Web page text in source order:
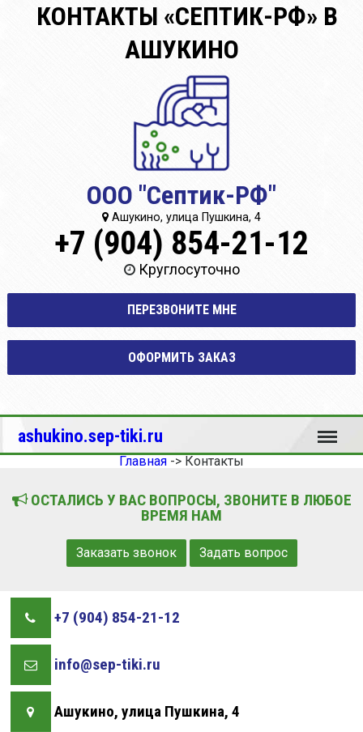
КОНТАКТЫ «СЕПТИК-РФ» В
АШУКИНО
ООО "Септик-РФ"
Ашукино, улица Пушкина, 4
+7 (904) 854-21-12
Круглосуточно
ПЕРЕЗВОНИТЕ МНЕ
ОФОРМИТЬ ЗАКАЗ
ashukino.sep-tiki.ru Меню
Главная -> Контакты
ОСТАЛИСЬ У ВАС ВОПРОСЫ, ЗВОНИТЕ В ЛЮБОЕ
ВРЕМЯ НАМ
Заказать звонок Задать вопрос
+7 (904) 854-21-12
info@sep-tiki.ru
Ашукино, улица Пушкина, 4